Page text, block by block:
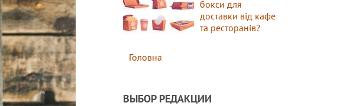
бокси для
доставки від кафе
та ресторанів?
Головна
ВЫБОР РЕДАКЦИИ